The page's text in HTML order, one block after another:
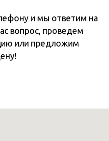
и мы ответим на
вопрос, проведем
или предложим